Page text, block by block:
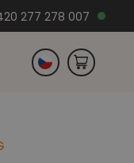
277 278 007